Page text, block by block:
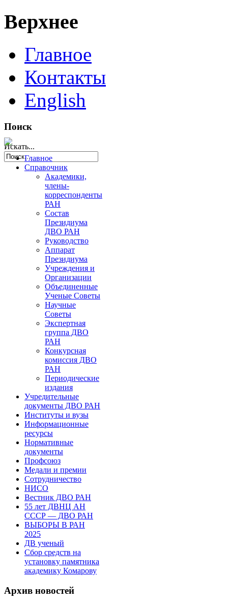
Верхнее
Главное
Контакты
English
Поиск
Искать...
Главное
Справочник
Академики,
члены-
корреспонденты
РАН
Состав
Президиума
ДВО РАН
Руководство
Аппарат
Президиума
Учреждения и
Организации
Объединенные
Ученые Советы
Научные
Советы
Экспертная
группа ДВО
РАН
Конкурсная
комиссия ДВО
РАН
Периодические
издания
Учредительные
документы ДВО РАН
Институты и вузы
Информационные
ресурсы
Нормативные
документы
Профсоюз
Медали и премии
Сотрудничество
НИСО
Вестник ДВО РАН
55 лет ДВНЦ АН
СССР — ДВО РАН
ВЫБОРЫ В РАН
2025
ДВ ученый
Сбор средств на
установку памятника
академику Комарову
Архив новостей